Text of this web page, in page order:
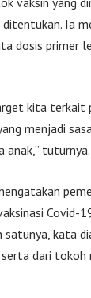
Ia
dosis primer
kita terkait
menjadi
tuturnya.
Covid-
satunya, kata
dari tokoh